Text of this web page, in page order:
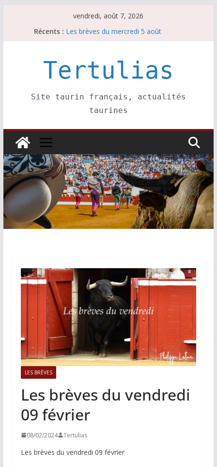
vendredi, août 7, 2026
Récents : Les brèves du mercredi 5 août
Escalafón 2026 – novilleros –
Les brèves du jeudi 6 août
Tertulias
Site taurin français, actualités
taurines
LES BRÈVES
Les brèves du vendredi
09 février
08/02/2024 Tertulias
Les brèves du vendredi 09 février